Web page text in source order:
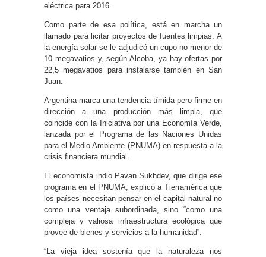
eléctrica para 2016.
Como parte de esa política, está en marcha un
llamado para licitar proyectos de fuentes limpias. A
la energía solar se le adjudicó un cupo no menor de
10 megavatios y, según Alcoba, ya hay ofertas por
22,5 megavatios para instalarse también en San
Juan.
Argentina marca una tendencia tímida pero firme en
dirección a una producción más limpia, que
coincide con la Iniciativa por una Economía Verde,
lanzada por el Programa de las Naciones Unidas
para el Medio Ambiente (PNUMA) en respuesta a la
crisis financiera mundial.
El economista indio Pavan Sukhdev, que dirige ese
programa en el PNUMA, explicó a Tierramérica que
los países necesitan pensar en el capital natural no
como una ventaja subordinada, sino “como una
compleja y valiosa infraestructura ecológica que
provee de bienes y servicios a la humanidad”.
“La vieja idea sostenía que la naturaleza nos